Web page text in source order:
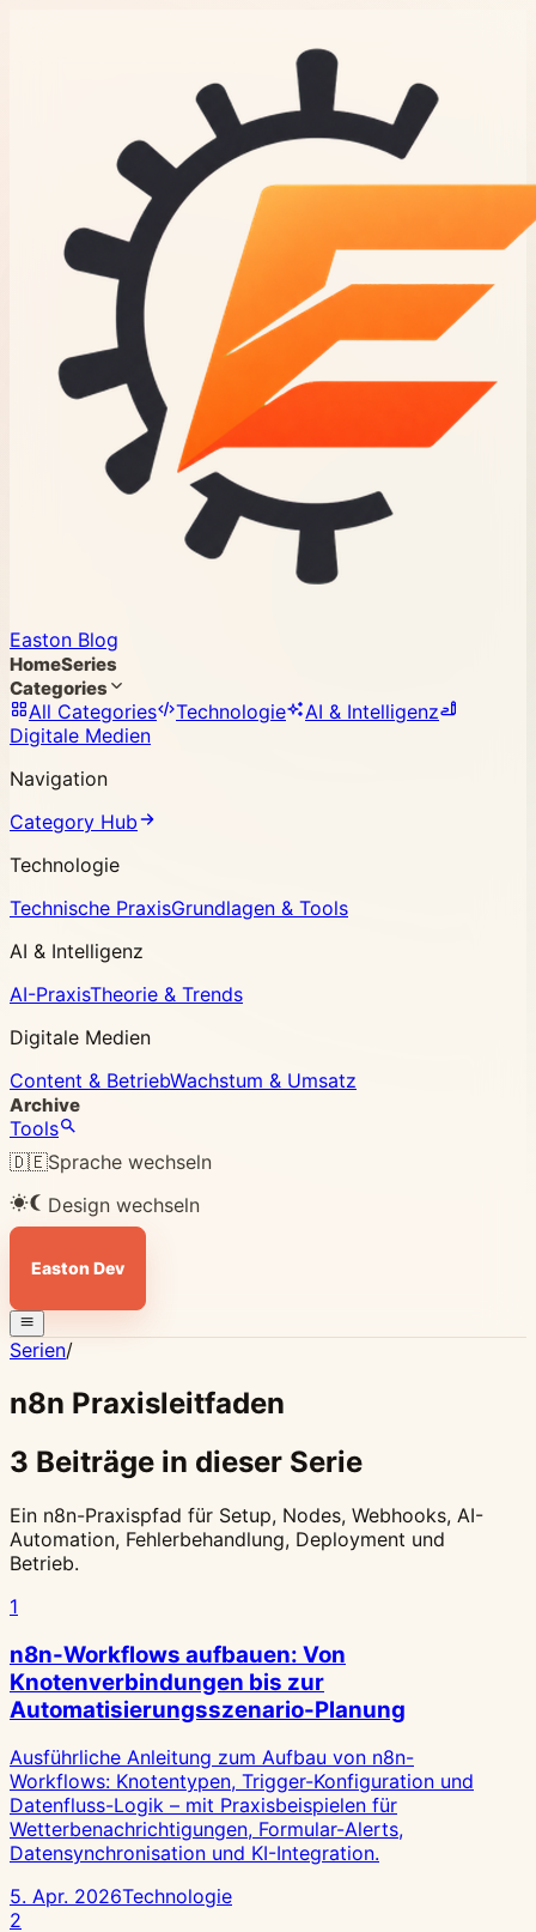
Easton Blog
HomeSeries
Categories
All Categories Technologie
AI & Intelligenz
Digitale Medien
Navigation
Category Hub
Technologie
Technische PraxisGrundlagen & Tools
AI & Intelligenz
AI-PraxisTheorie & Trends
Digitale Medien
Content & BetriebWachstum & Umsatz
Archive
Tools
🇩🇪Sprache wechseln
Design wechseln
Easton Dev
Serien/
n8n Praxisleitfaden
3 Beiträge in dieser Serie
Ein n8n-Praxispfad für Setup, Nodes, Webhooks, AI-
Automation, Fehlerbehandlung, Deployment und
Betrieb.
1
n8n-Workflows aufbauen: Von
Knotenverbindungen bis zur
Automatisierungsszenario-Planung
Ausführliche Anleitung zum Aufbau von n8n-
Workflows: Knotentypen, Trigger-Konfiguration und
Datenfluss-Logik – mit Praxisbeispielen für
Wetterbenachrichtigungen, Formular-Alerts,
Datensynchronisation und KI-Integration.
5. Apr. 2026Technologie
2